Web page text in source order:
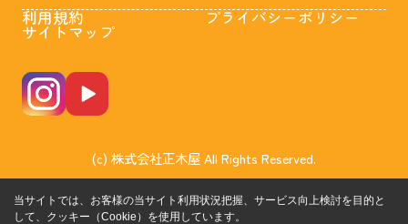
利用規約
サイトマップ
プライバシーポリシー
(c) 株式会社正木屋 All Rights Reserved.
当サイトでは、お客様の当サイト利用状況把握、サービス向上検討を目的と
して、クッキー（Cookie）を使用しています。